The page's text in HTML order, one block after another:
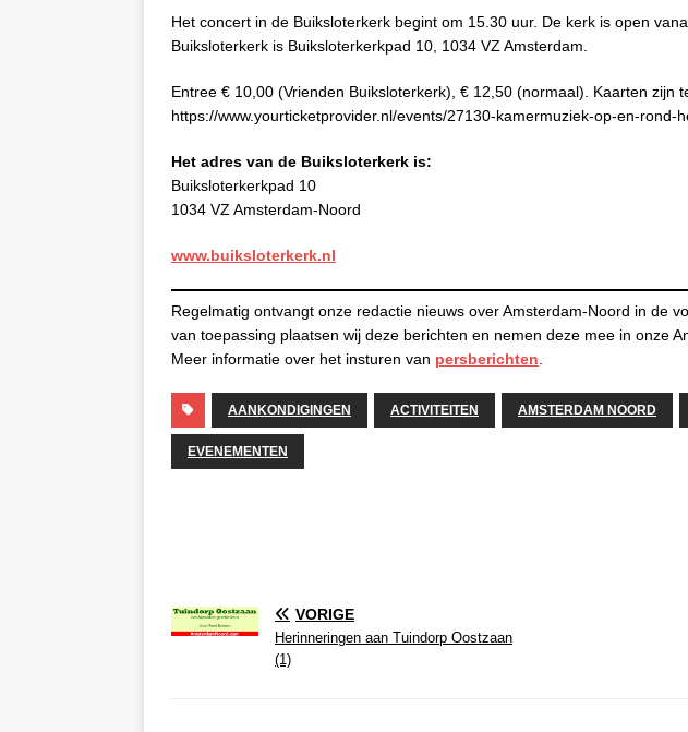
Het concert in de Buiksloterkerk begint om 15.30 uur. De kerk is open
Buiksloterkerk is Buiksloterkerkpad 10, 1034 VZ Amsterdam.
Entree € 10,00 (Vrienden Buiksloterkerk), € 12,50 (normaal). Kaarten zijn
https://www.yourticketprovider.nl/events/27130-kamermuziek-op-en-rond-
Het adres van de Buiksloterkerk is:
Buiksloterkerkpad 10
1034 VZ Amsterdam-Noord
www.buiksloterkerk.nl
Regelmatig ontvangt onze redactie nieuws over Amsterdam-Noord in de
van toepassing plaatsen wij deze berichten en nemen deze mee in onze
Meer informatie over het insturen van persberichten
AANKONDIGINGEN ACTIVITEITEN AMSTERDAM NOORD
EVENEMENTEN
VORIGE
Herinneringen aan Tuindorp Oostzaan
(1)